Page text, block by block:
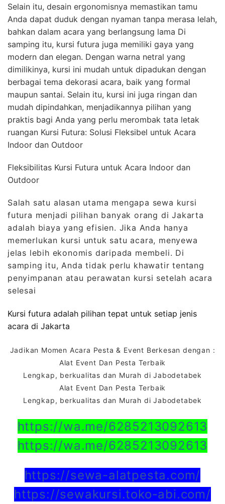
Selain itu, desain ergonomisnya memastikan tamu
Anda dapat duduk dengan nyaman tanpa merasa lelah,
bahkan dalam acara yang berlangsung lama Di
samping itu, kursi futura juga memiliki gaya yang
modern dan elegan. Dengan warna netral yang
dimilikinya, kursi ini mudah untuk dipadukan dengan
berbagai tema dekorasi acara, baik yang formal
maupun santai. Selain itu, kursi ini juga ringan dan
mudah dipindahkan, menjadikannya pilihan yang
praktis bagi Anda yang perlu merombak tata letak
ruangan Kursi Futura: Solusi Fleksibel untuk Acara
Indoor dan Outdoor
Fleksibilitas Kursi Futura untuk Acara Indoor dan
Outdoor
Salah satu alasan utama mengapa sewa kursi
futura menjadi pilihan banyak orang di Jakarta
adalah biaya yang efisien. Jika Anda hanya
memerlukan kursi untuk satu acara, menyewa
jelas lebih ekonomis daripada membeli. Di
samping itu, Anda tidak perlu khawatir tentang
penyimpanan atau perawatan kursi setelah acara
selesai
Kursi futura adalah pilihan tepat untuk setiap jenis
acara di Jakarta
Jadikan Momen Acara Pesta & Event Berkesan dengan :
Alat Event Dan Pesta Terbaik
Lengkap, berkualitas dan Murah di Jabodetabek
Alat Event Dan Pesta Terbaik
Lengkap, berkualitas dan Murah di Jabodetabek
https://wa.me/6285213092613
https://wa.me/6285213092613
https://sewa-alatpesta.com/
https://sewakursi.toko-abi.com/